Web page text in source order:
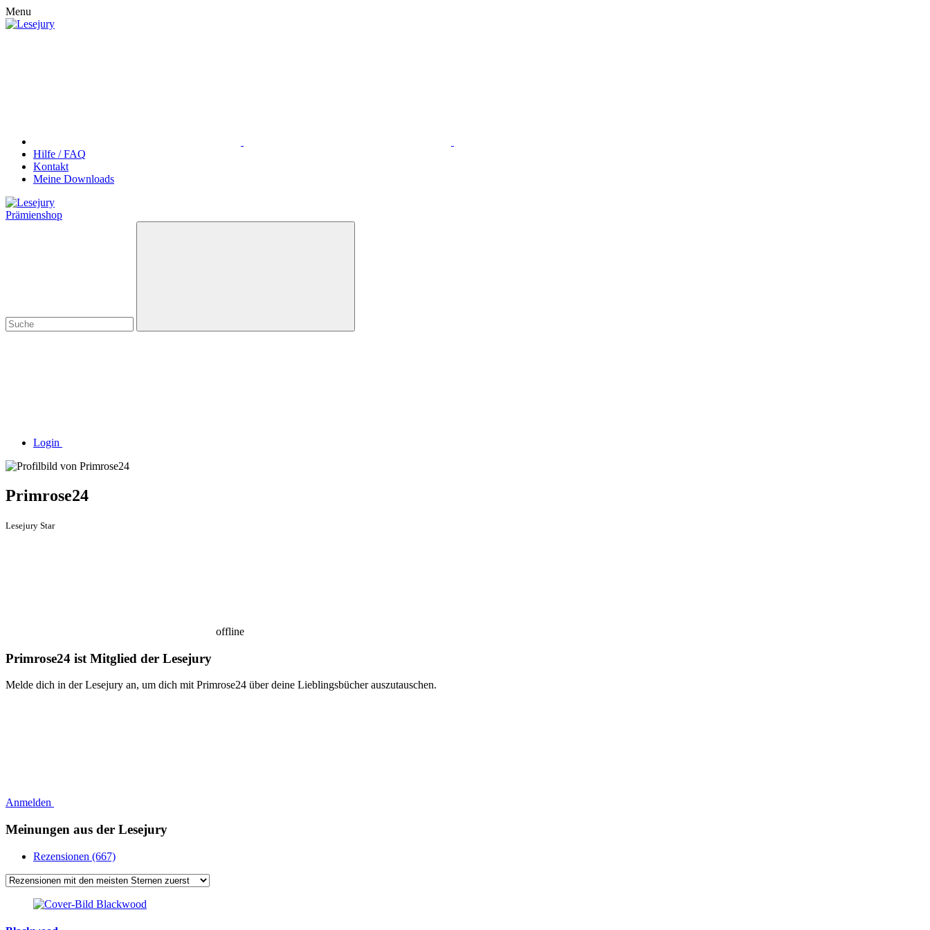
Menu
Hilfe / FAQ
Kontakt
Meine Downloads
Prämienshop
Login
Primrose24
Lesejury Star
offline
Primrose24 ist Mitglied der Lesejury
Melde dich in der Lesejury an, um dich mit Primrose24 über deine Lieblingsbücher auszutauschen.
Anmelden
Meinungen aus der Lesejury
Rezensionen (667)